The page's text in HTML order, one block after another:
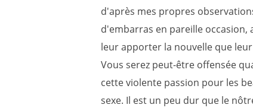
d'après mes propres
d'embarras en pareille
leur apporter la nouvelle que
Vous serez peut-être offensée
cette violente passion pour les
sexe. Il est un peu dur que le